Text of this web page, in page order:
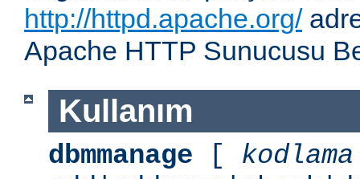
http://httpd.apache.org/
Apache HTTP Sunucusu
Kullanım
dbmmanage [ kodlama